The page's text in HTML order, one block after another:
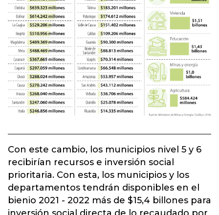
Con este cambio, los municipios nivel 5 y 6
recibirían recursos e inversión social
prioritaria. Con esta, los municipios y los
departamentos tendrán disponibles en el
bienio 2021 - 2022 más de $15,4 billones para